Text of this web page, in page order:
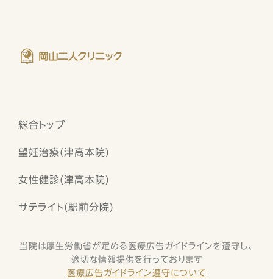
総合トップ
望妊治療(津高本院)
女性健診(津高本院)
サテライト(駅前分院)
当院は厚生労働省が定める医療広告ガイドラインを遵守し、
適切な情報提供を行っております
医療広告ガイドライン遵守について